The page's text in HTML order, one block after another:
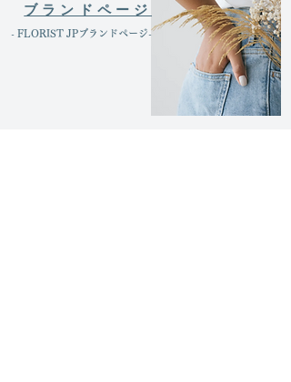
ブランドページ
​- FLORIST JPブランドページ-